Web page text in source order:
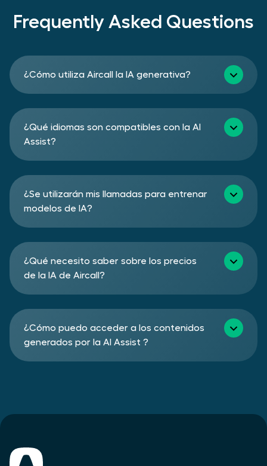
Frequently Asked Questions
¿Cómo utiliza Aircall la IA generativa?
¿Qué idiomas son compatibles con la AI
Assist?
¿Se utilizarán mis llamadas para entrenar
modelos de IA?
¿Qué necesito saber sobre los precios
de la IA de Aircall?
¿Cómo puedo acceder a los contenidos
generados por la AI Assist ?